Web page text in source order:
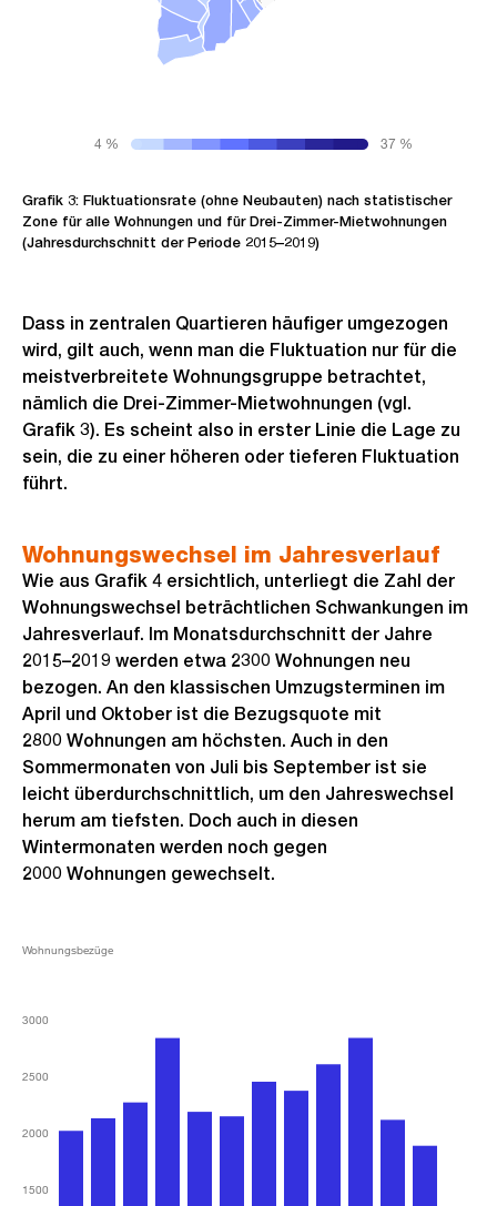
4 % 37 %
Grafik 3: Fluktuationsrate (ohne Neubauten) nach statistischer
Zone für alle Wohnungen und für Drei-Zimmer-Mietwohnungen
(Jahresdurchschnitt der Periode 2015–2019)
Dass in zentralen Quartieren häufiger umgezogen
wird, gilt auch, wenn man die Fluktuation nur für die
meistverbreitete Wohnungsgruppe betrachtet,
nämlich die Drei-Zimmer-Mietwohnungen (vgl.
Grafik 3). Es scheint also in erster Linie die Lage zu
sein, die zu einer höheren oder tieferen Fluktuation
führt.
Wohnungswechsel im Jahresverlauf
Wie aus Grafik 4 ersichtlich, unterliegt die Zahl der
Wohnungswechsel beträchtlichen Schwankungen im
Jahresverlauf. Im Monatsdurchschnitt der Jahre
2015–2019 werden etwa 2300 Wohnungen neu
bezogen. An den klassischen Umzugsterminen im
April und Oktober ist die Bezugsquote mit
2800 Wohnungen am höchsten. Auch in den
Sommermonaten von Juli bis September ist sie
leicht überdurchschnittlich, um den Jahreswechsel
herum am tiefsten. Doch auch in diesen
Wintermonaten werden noch gegen
2000 Wohnungen gewechselt.
1500
2000
2500
3000
Wohnungsbezüge